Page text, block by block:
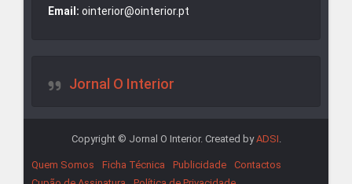
Email: ointerior@ointerior.pt
Jornal O Interior
Copyright © Jornal O Interior. Created byADSI
Quem Somos Ficha Técnica Publicidade
Contactos